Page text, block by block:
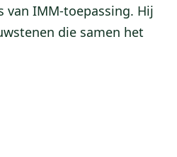
van IMM-toepassing. Hij
die samen het